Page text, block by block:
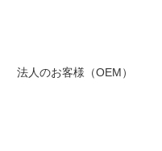
法人のお客様（OEM）